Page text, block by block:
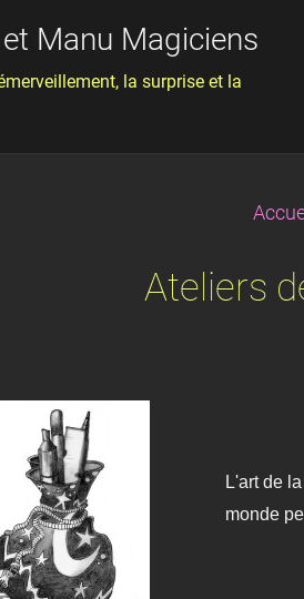
Manu Magiciens
la surprise et la
Ateliers
L'art de
monde